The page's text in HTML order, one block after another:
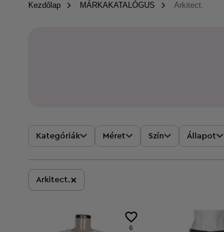
Kezdőlap MÁRKAKATALÓGUS Arkitect.
Kategóriák Méret Szín Állapot
Arkitect.×
6